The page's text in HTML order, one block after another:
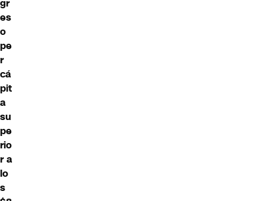
gr
es
o
pe
r
cá
pit
a
su
pe
rio
r a
lo
s